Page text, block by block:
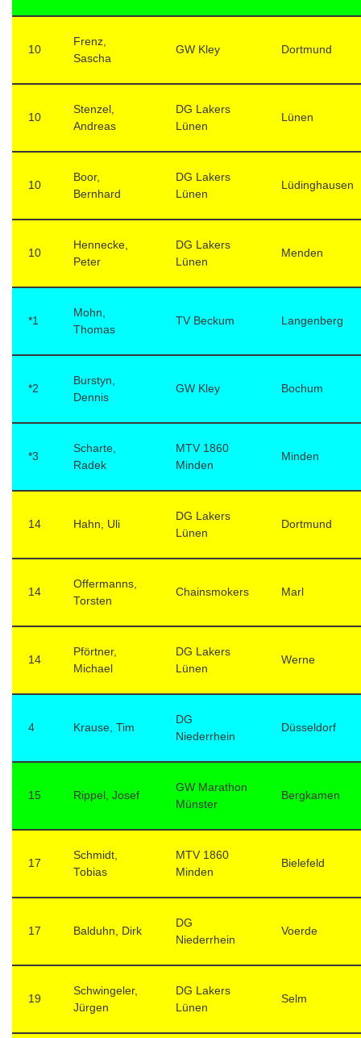
10
Frenz,
Sascha
GW Kley Dortmund
10
Stenzel,
Andreas
DG Lakers
Lünen
Lünen
10
Boor,
Bernhard
DG Lakers
Lünen
Lüdinghausen
10
Hennecke,
Peter
DG Lakers
Lünen
Menden
*1
Mohn,
Thomas
TV Beckum Langenberg
*2
Burstyn,
Dennis
GW Kley Bochum
*3
Scharte,
Radek
MTV 1860
Minden
Minden
14 Hahn, Uli
DG Lakers
Lünen
Dortmund
14
Offermanns,
Torsten
Chainsmokers Marl
14
Pförtner,
Michael
DG Lakers
Lünen
Werne
4 Krause, Tim
DG
Niederrhein
Düsseldorf
15 Rippel, Josef
GW Marathon
Münster
Bergkamen
17
Schmidt,
Tobias
MTV 1860
Minden
Bielefeld
17 Balduhn, Dirk
DG
Niederrhein
Voerde
19
Schwingeler,
Jürgen
DG Lakers
Lünen
Selm